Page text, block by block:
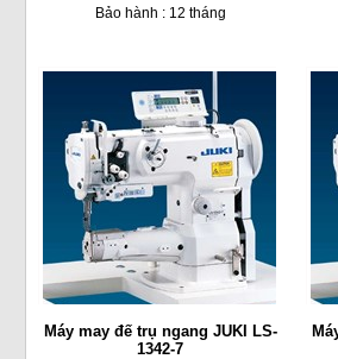
Bảo hành : 12 tháng
Máy may đế trụ ngang JUKI LS-
1342-7